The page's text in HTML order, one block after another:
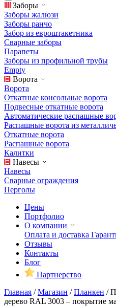
Заборы
Заборы жалюзи
Заборы ранчо
Забор из евроштакетника
Сварные заборы
Парапеты
Заборы из профильной трубы
Empty
Ворота
Ворота
Откатные консольные ворота
Подвесные откатные ворота
Автоматические распашные
Распашные ворота из
Откатные ворота
Распашные ворота
Калитки
Навесы
Навесы
Сварные ограждения
Перголы
Цены
Портфолио
О компании
Оплата и доставка
Отзывы
Контакты
Блог
Партнерство
Главная /Магазин /Планкен /
дерево RAL 3003 – покрытие